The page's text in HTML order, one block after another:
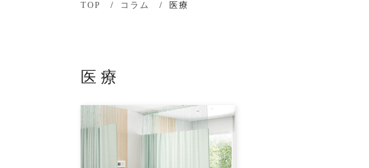
TOP コラム 医療
医療